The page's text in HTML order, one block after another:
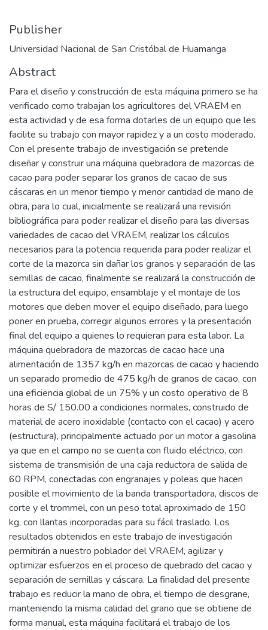
Publisher
Universidad Nacional de San Cristóbal de Huamanga
Abstract
Para el diseño y construcción de esta máquina primero se ha
verificado como trabajan los agricultores del VRAEM en
esta actividad y de esa forma dotarles de un equipo que les
facilite su trabajo con mayor rapidez y a un costo moderado.
Con el presente trabajo de investigación se pretende
diseñar y construir una máquina quebradora de mazorcas de
cacao para poder separar los granos de cacao de sus
cáscaras en un menor tiempo y menor cantidad de mano de
obra, para lo cual, inicialmente se realizará una revisión
bibliográfica para poder realizar el diseño para las diversas
variedades de cacao del VRAEM, realizar los cálculos
necesarios para la potencia requerida para poder realizar el
corte de la mazorca sin dañar los granos y separación de las
semillas de cacao, finalmente se realizará la construcción de
la estructura del equipo, ensamblaje y el montaje de los
motores que deben mover el equipo diseñado, para luego
poner en prueba, corregir algunos errores y la presentación
final del equipo a quienes lo requieran para esta labor. La
máquina quebradora de mazorcas de cacao hace una
alimentación de 1357 kg/h en mazorcas de cacao y haciendo
un separado promedio de 475 kg/h de granos de cacao, con
una eficiencia global de un 75% y un costo operativo de 8
horas de S/ 150.00 a condiciones normales, construido de
material de acero inoxidable (contacto con el cacao) y acero
(estructura), principalmente actuado por un motor a gasolina
ya que en el campo no se cuenta con fluido eléctrico, con
sistema de transmisión de una caja reductora de salida de
60 RPM, conectadas con engranajes y poleas que hacen
posible el movimiento de la banda transportadora, discos de
corte y el trommel, con un peso total aproximado de 150
kg, con llantas incorporadas para su fácil traslado. Los
resultados obtenidos en este trabajo de investigación
permitirán a nuestro poblador del VRAEM, agilizar y
optimizar esfuerzos en el proceso de quebrado del cacao y
separación de semillas y cáscara. La finalidad del presente
trabajo es reducir la mano de obra, el tiempo de desgrane,
manteniendo la misma calidad del grano que se obtiene de
forma manual, esta máquina facilitará el trabajo de los